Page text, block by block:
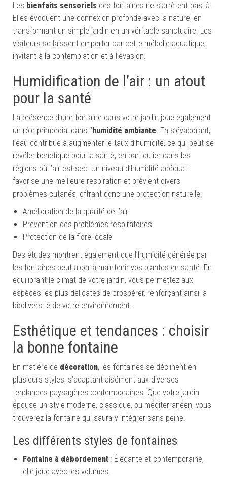
Les bienfaits sensoriels des fontaines ne s’arrêtent pas là.
Elles évoquent une connexion profonde avec la nature, en
transformant un simple jardin en un véritable sanctuaire. Les
visiteurs se laissent emporter par cette mélodie aquatique,
invitant à la contemplation et à l’évasion.
Humidification de l’air : un atout
pour la santé
La présence d’une fontaine dans votre jardin joue également
un rôle primordial dans l’humidité ambiante. En s’évaporant,
l’eau contribue à augmenter le taux d’humidité, ce qui peut se
révéler bénéfique pour la santé, en particulier dans les
régions où l’air est sec. Un niveau d’humidité adéquat
favorise une meilleure respiration et prévient divers
problèmes cutanés, offrant donc une protection naturelle.
Amélioration de la qualité de l’air
Prévention des problèmes respiratoires
Protection de la flore locale
Des études montrent également que l’humidité générée par
les fontaines peut aider à maintenir vos plantes en santé. En
équilibrant le climat de votre jardin, vous permettez aux
espèces les plus délicates de prospérer, renforçant ainsi la
biodiversité de votre environnement.
Esthétique et tendances : choisir
la bonne fontaine
En matière de décoration, les fontaines se déclinent en
plusieurs styles, s’adaptant aisément aux diverses
tendances paysagères contemporaines. Que votre jardin
épouse un style moderne, classique, ou méditerranéen, vous
trouverez la fontaine qui saura y intégrer sans peine.
Les différents styles de fontaines
Fontaine à débordement : Élégante et contemporaine,
elle joue avec les volumes.